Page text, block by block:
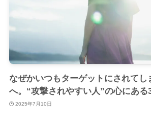
なぜかいつもターゲットにされてし
へ。“攻撃されやすい人”の心にある
2025年7月10日